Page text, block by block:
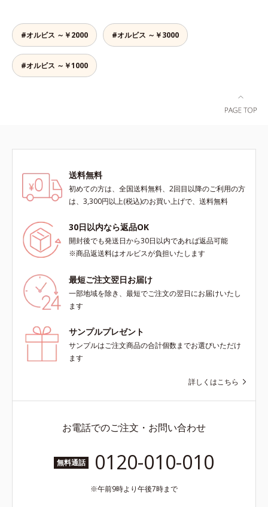
燥によるくすみをケアする植物性保
湿成分*6 ブライトニングフィルタ
ー（酸化チタン、シリカ、マイカ、
酸化鉄、トリメトキシシリルジメチ
ブラシに適量をとって、唇にやさし
くなじませてください。
てください。
#オルビス ～￥2000 #オルビス ～￥3000
#オルビス ～￥1000
送料無料
初めての方は、全国送料無料、2回目以降のご利用の方
は、3,300円以上(税込)のお買い上げで、送料無料
30日以内なら返品OK
開封後でも発送日から30日以内であれば返品可能
※商品返送料はオルビスが負担いたします
最短ご注文翌日お届け
一部地域を除き、最短でご注文の翌日にお届けいたし
ます
サンプルプレゼント
サンプルはご注文商品の合計個数までお選びいただけ
ます
詳しくはこちら
お電話でのご注文・お問い合わせ
無料通話 0120-010-010
午前9時より午後7時まで